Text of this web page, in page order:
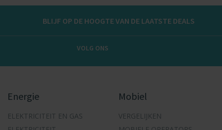
BLIJF OP DE HOOGTE VAN DE LAATSTE DEALS
VOLG ONS
Energie
ELEKTRICITEIT EN GAS
Mobiel
VERGELIJKEN